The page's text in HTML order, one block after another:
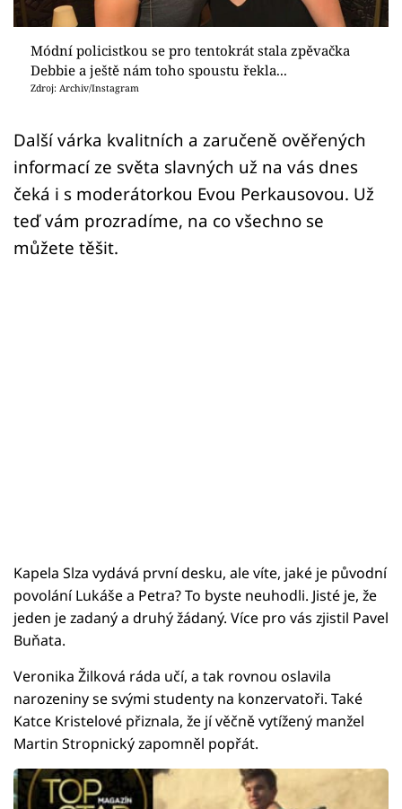
Sledujte nás
Módní policistkou se pro tentokrát stala zpěvačka
Debbie a ještě nám toho spoustu řekla...
Zdroj: Archiv/Instagram
Další várka kvalitních a zaručeně ověřených
informací ze světa slavných už na vás dnes
čeká i s moderátorkou Evou Perkausovou. Už
teď vám prozradíme, na co všechno se
můžete těšit.
Kapela Slza vydává první desku, ale víte, jaké je původní
povolání Lukáše a Petra? To byste neuhodli. Jisté je, že
jeden je zadaný a druhý žádaný. Více pro vás zjistil Pavel
Buňata.
Veronika Žilková ráda učí, a tak rovnou oslavila
narozeniny se svými studenty na konzervatoři. Také
Katce Kristelové přiznala, že jí věčně vytížený manžel
Martin Stropnický zapomněl popřát.